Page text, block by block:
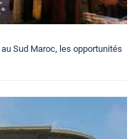
Sud Maroc, les opportunités